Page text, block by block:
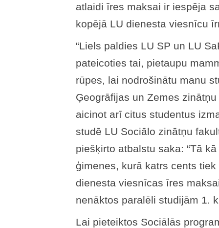
atlaidi īres maksai ir iespēja
kopējā LU dienesta viesnīcu
“Liels paldies LU SP un LU
pateicoties tai, pietaupu
rūpes, lai nodrošinātu manu
Ģeogrāfijas un Zemes
aicinot arī citus studentus
studē LU Sociālo zinātņu
piešķirto atbalstu saka: “Tā
ģimenes, kurā katrs cents
dienesta viesnīcas īres
nenāktos paralēli studijām 1.
Lai pieteiktos Sociālās